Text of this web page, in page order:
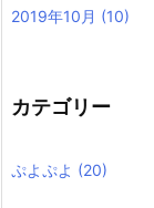
2019年10月 (10)
カテゴリー
ぷよぷよ (20)